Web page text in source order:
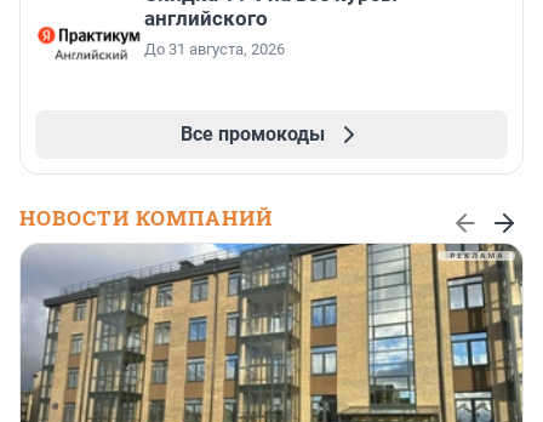
английского
До 31 августа, 2026
Все промокоды
НОВОСТИ КОМПАНИЙ